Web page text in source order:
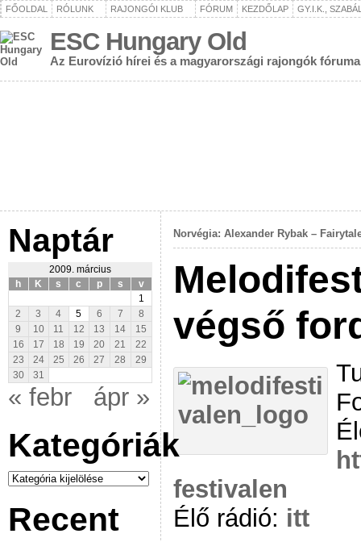
FŐOLDAL RÓLUNK RAJONGÓI KLUB FÓRUM KEZDŐLAP GY.I.K.,
ESC Hungary Old
Az Eurovízió hírei és a magyarországi rajongók fóruma
Naptár
2009. március
h
K s c p s
v
1
2
3 4 5 6 7
8
9
10 11 12 13 14
15
16
17 18 19 20 21
22
23
24 25 26 27 28
29
30
31
« febr ápr »
Kategóriák
Kategóriák
Recent
Norvégia: Alexander Rybak –
végső
festivalen
Élő rádió: itt